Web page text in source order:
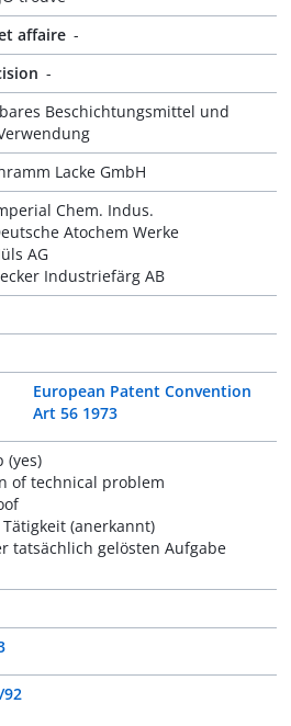
affaire -
-
Beschichtungsmittel und
Lacke GmbH
Chem. Indus.
Atochem Werke
AG
Industriefärg AB
European Patent Convention
Art 56 1973
(yes)
of technical problem
(anerkannt)
tatsächlich gelösten Aufgabe
92